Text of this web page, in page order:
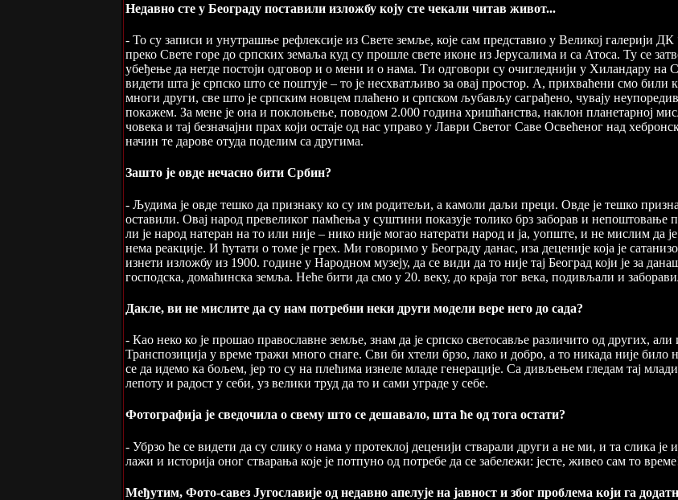
Недавно сте у Београду поставили изложбу коју сте чекали читав живот...
- То су записи и унутрашње рефлексије из Свете земље, које сам представио у Великој галерији
преко Свете горе до српских земаља куд су прошле свете иконе из Јерусалима и са Атоса. Ту се
убеђење да негде постоји одговор и о мени и о нама. Ти одговори су очигледнији у Хиландару
видети шта је српско што се поштује – то је несхватљиво за овај простор. А, прихваћени смо
многи други, све што је српским новцем плаћено и српском љубављу саграђено, чувају
покажем. За мене је она и поклоњење, поводом 2.000 година хришћанства, наклон планетарној
човека и тај безначајни прах који остаје од нас управо у Лаври Светог Саве Освећеног над
начин те дарове отуда поделим са другима.
Зашто је овде нечасно бити Србин?
- Људима је овде тешко да признаку ко су им родитељи, а камоли даљи преци. Овде је тешко
оставили. Овај народ превеликог памћења у суштини показује толико брз заборав и непоштовање
ли је народ натеран на то или није – нико није могао натерати народ и ја, уопште, и не мислим да
нема реакције. И ћутати о томе је грех. Ми говоримо у Београду данас, иза деценије која је
изнети изложбу из 1900. године у Народном музеју, да се види да то није тај Београд који је за
господска, домаћинска земља. Неће бити да смо у 20. веку, до краја тог века, подивљали и
Дакле, ви не мислите да су нам потребни неки други модели вере него до сада?
- Као неко ко је прошао православне земље, знам да је српско светосавље различито од других,
Транспозиција у време тражи много снаге. Сви би хтели брзо, лако и добро, а то никада није
се да идемо ка бољем, јер то су на плећима изнеле младе генерације. Са дивљењем гледам тај
лепоту и радост у себи, уз велики труд да то и сами уграде у себе.
Фотографија је сведочила о свему што се дешавало, шта ће од тога остати?
- Убрзо ће се видети да су слику о нама у протеклој деценији стварали други а не ми, и та слика
лажи и историја оног стварања које је потпуно од потребе да се забележи: јесте, живео сам то
Међутим, Фото-савез Југославије од недавно апелује на јавност и због проблема који га